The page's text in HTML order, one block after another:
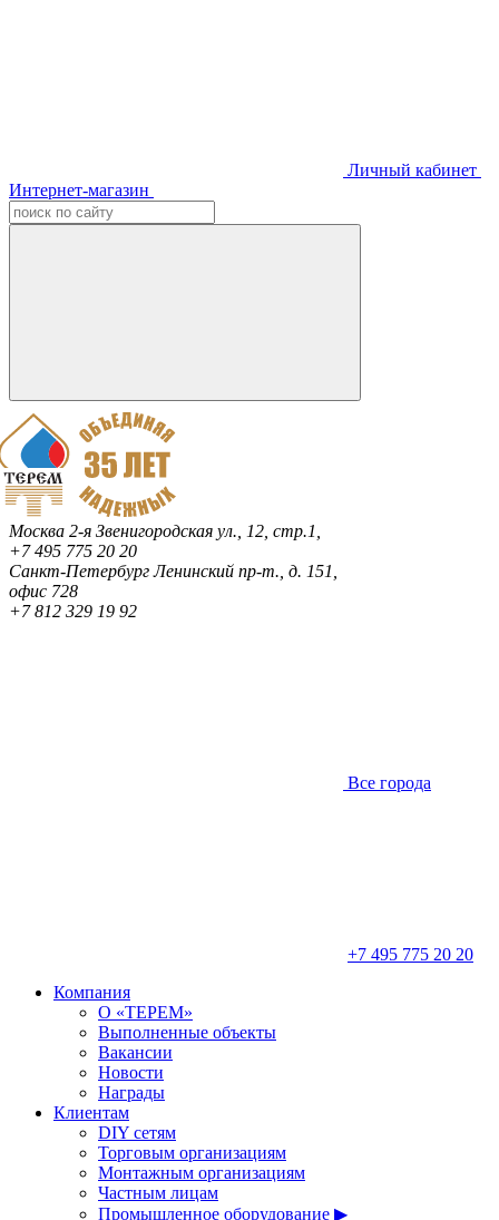
Личный кабинет
Интернет-магазин
Москва 2-я Звенигородская ул., 12, стр.1,
+7 495 775 20 20
Санкт-ПетербургЛенинский пр-т., д. 151,
офис 728
+7 812 329 19 92
Все города
+7 495 775 20 20
Компания
О «ТЕРЕМ»
Выполненные объекты
Вакансии
Новости
Награды
Клиентам
DIY сетям
Торговым организациям
Монтажным организациям
Частным лицам
Промышленное оборудование ▶